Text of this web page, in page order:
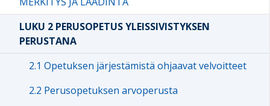
LUKU 2 PERUSOPETUS YLEISSIVISTYKSEN
PERUSTANA
2.1 Opetuksen järjestämistä ohjaavat velvoitteet
2.2 Perusopetuksen arvoperusta